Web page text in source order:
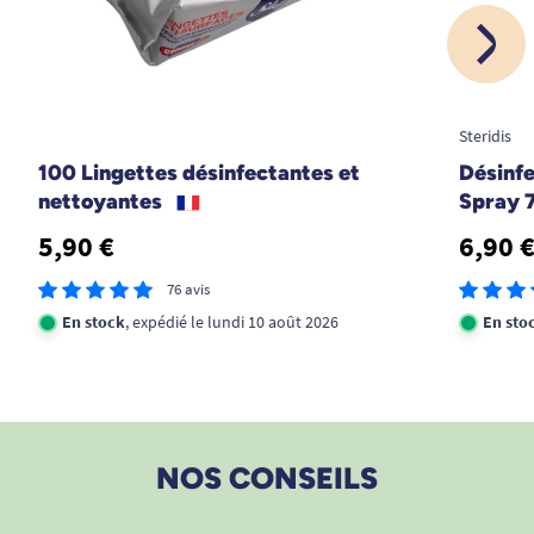
100 Lingettes désinfectantes et
nettoyantes
5,90 €
76 avis
En stock, expédié le lundi 10 août 2026
Steridis
Spray
6,90
En
NOS CONSEILS